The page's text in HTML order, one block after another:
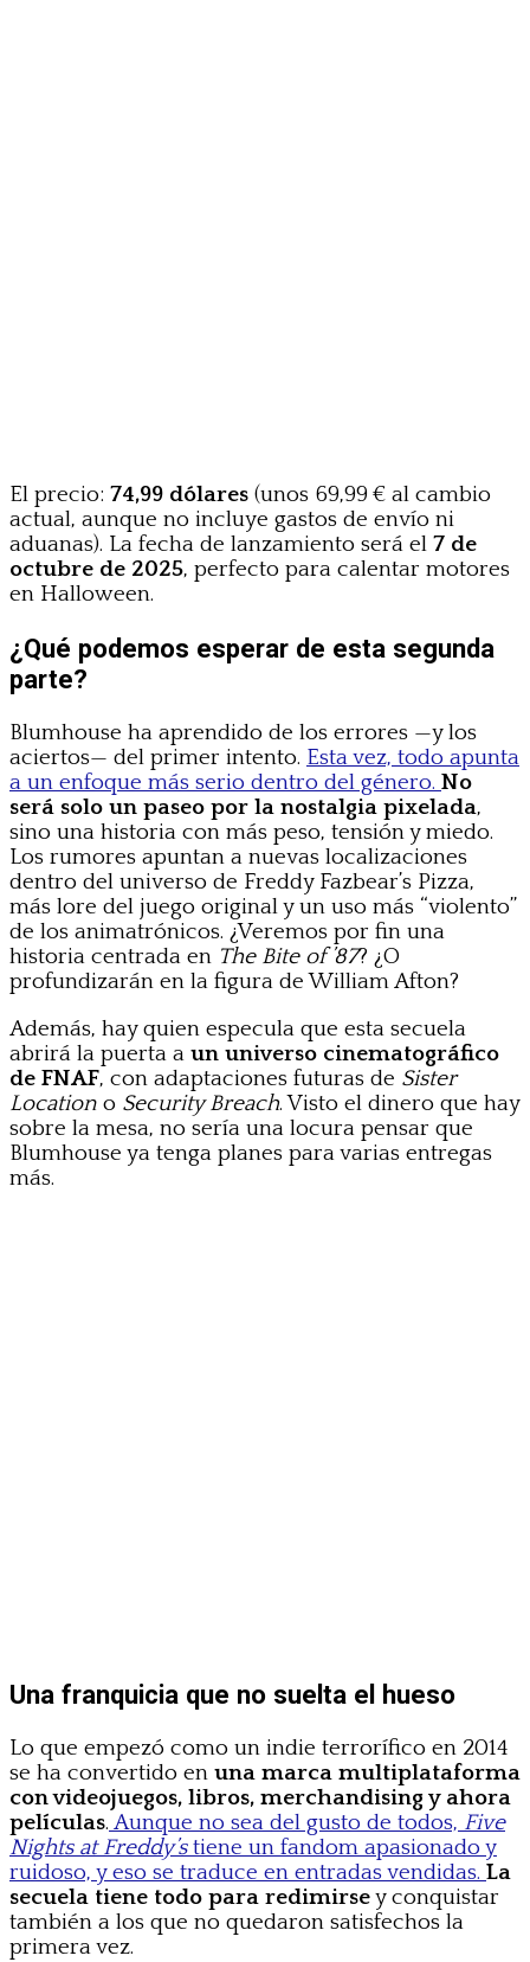
El precio: 74,99 dólares (unos 69,99 € al cambio
actual, aunque no incluye gastos de envío ni
aduanas). La fecha de lanzamiento será el 7 de
octubre de 2025, perfecto para calentar motores
en Halloween.
¿Qué podemos esperar de esta segunda
parte?
Blumhouse ha aprendido de los errores —y los
aciertos— del primer intento. Esta vez, todo apunta
a un enfoque más serio dentro del género. No
será solo un paseo por la nostalgia pixelada,
sino una historia con más peso, tensión y miedo.
Los rumores apuntan a nuevas localizaciones
dentro del universo de Freddy Fazbear’s Pizza,
más lore del juego original y un uso más “violento”
de los animatrónicos. ¿Veremos por fin una
historia centrada en The Bite of ’87? ¿O
profundizarán en la figura de William Afton?
Además, hay quien especula que esta secuela
abrirá la puerta a un universo cinematográfico
de FNAF, con adaptaciones futuras de Sister
Location o Security Breach. Visto el dinero que hay
sobre la mesa, no sería una locura pensar que
Blumhouse ya tenga planes para varias entregas
más.
Una franquicia que no suelta el hueso
Lo que empezó como un indie terrorífico en 2014
se ha convertido en una marca multiplataforma
con videojuegos, libros, merchandising y ahora
películas. Aunque no sea del gusto de todos, Five
Nights at Freddy’stiene un fandom apasionado y
ruidoso, y eso se traduce en entradas vendidas. La
secuela tiene todo para redimirsey conquistar
también a los que no quedaron satisfechos la
primera vez.